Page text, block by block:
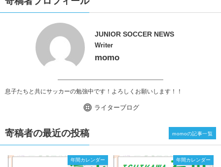
JUNIOR SOCCER NEWS
Writer
momo
息子たちと共にサッカーの勉強中です！よろしくお願いします！！
ライターブログ
寄稿者の最近の投稿
年間カレンダー 年間カレンダー
momoの記事一覧